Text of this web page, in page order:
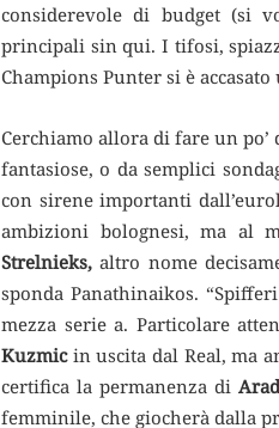
considerevole di budget (si
principali sin qui. I tifosi,
Champions Punter si è
Cerchiamo allora di fare un
fantasiose, o da semplici
con sirene importanti
ambizioni bolognesi, ma al
Strelnieks, altro nome
sponda Panathinaikos.
mezza serie a. Particolare
Kuzmic in uscita dal Real, ma
certifica la permanenza di
femminile, che giocherà dalla